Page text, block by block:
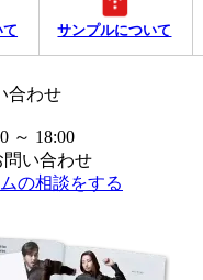
て サンプルについて
合わせ
～ 18:00
い合わせ
の相談をする